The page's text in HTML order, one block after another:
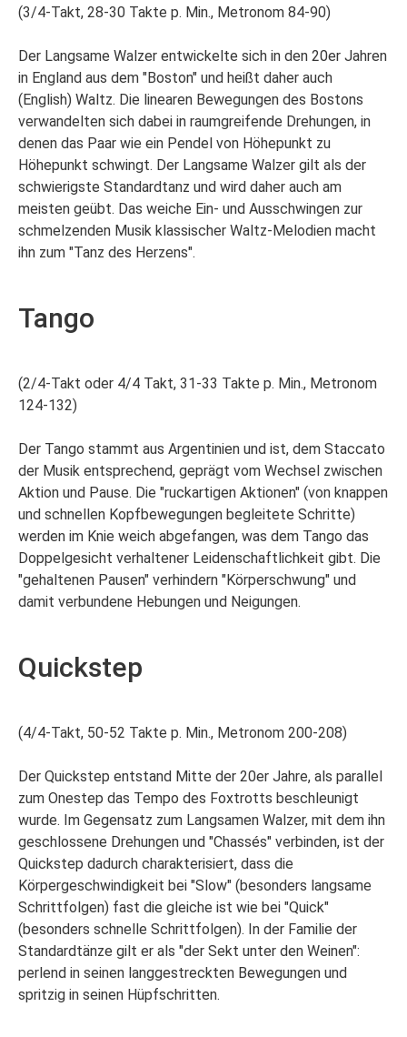
(3/4-Takt, 28-30 Takte p. Min., Metronom 84-90)
Der Langsame Walzer entwickelte sich in den 20er Jahren
in England aus dem "Boston" und heißt daher auch
(English) Waltz. Die linearen Bewegungen des Bostons
verwandelten sich dabei in raumgreifende Drehungen, in
denen das Paar wie ein Pendel von Höhepunkt zu
Höhepunkt schwingt. Der Langsame Walzer gilt als der
schwierigste Standardtanz und wird daher auch am
meisten geübt. Das weiche Ein- und Ausschwingen zur
schmelzenden Musik klassischer Waltz-Melodien macht
ihn zum "Tanz des Herzens".
Tango
(2/4-Takt oder 4/4 Takt, 31-33 Takte p. Min., Metronom
124-132)
Der Tango stammt aus Argentinien und ist, dem Staccato
der Musik entsprechend, geprägt vom Wechsel zwischen
Aktion und Pause. Die "ruckartigen Aktionen" (von knappen
und schnellen Kopfbewegungen begleitete Schritte)
werden im Knie weich abgefangen, was dem Tango das
Doppelgesicht verhaltener Leidenschaftlichkeit gibt. Die
"gehaltenen Pausen" verhindern "Körperschwung" und
damit verbundene Hebungen und Neigungen.
Quickstep
(4/4-Takt, 50-52 Takte p. Min., Metronom 200-208)
Der Quickstep entstand Mitte der 20er Jahre, als parallel
zum Onestep das Tempo des Foxtrotts beschleunigt
wurde. Im Gegensatz zum Langsamen Walzer, mit dem ihn
geschlossene Drehungen und "Chassés" verbinden, ist der
Quickstep dadurch charakterisiert, dass die
Körpergeschwindigkeit bei "Slow" (besonders langsame
Schrittfolgen) fast die gleiche ist wie bei "Quick"
(besonders schnelle Schrittfolgen). In der Familie der
Standardtänze gilt er als "der Sekt unter den Weinen":
perlend in seinen langgestreckten Bewegungen und
spritzig in seinen Hüpfschritten.